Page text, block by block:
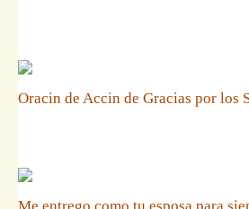
Oracin de Accin de Gracias por los